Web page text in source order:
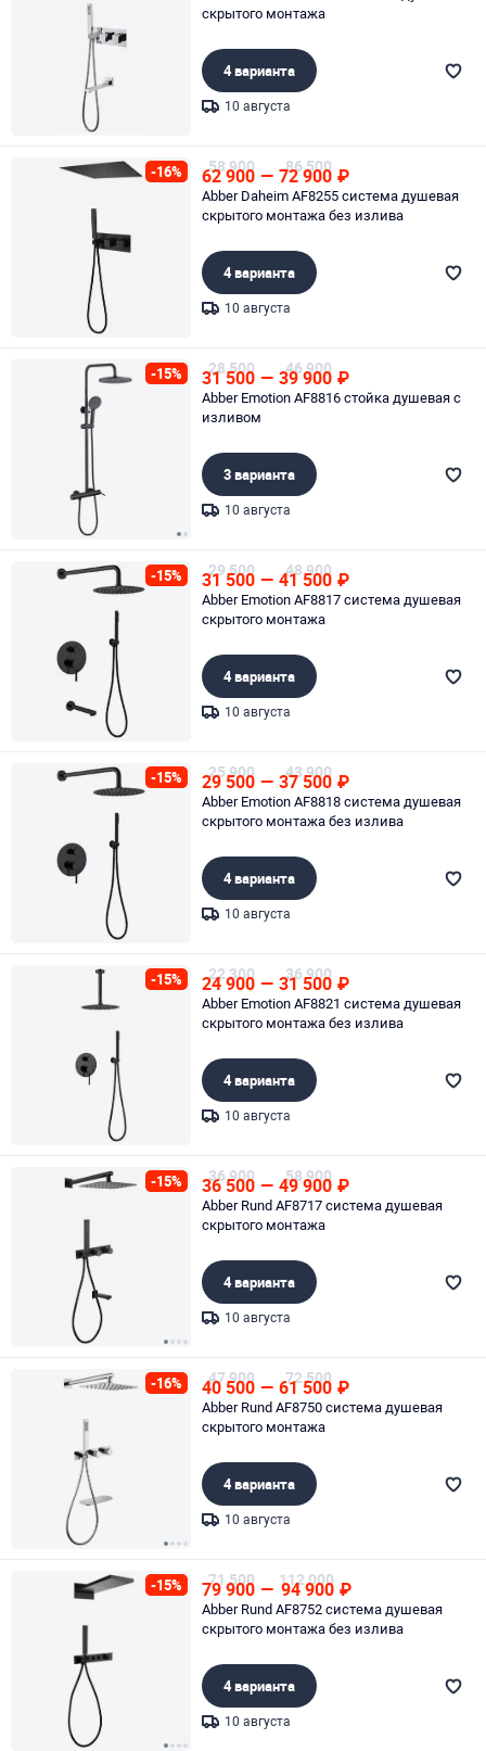
скрытого монтажа
4 варианта
10 августа
-16% 58 900
62 900 — 86 500
72 900 ₽
Abber Daheim AF8255 система душевая
скрытого монтажа без излива
4 варианта
10 августа
-15% 28 500
31 500 — 46 900
39 900 ₽
Abber Emotion AF8816 стойка душевая с
изливом
3 варианта
10 августа
-15% 29 500
31 500 — 48 900
41 500 ₽
Abber Emotion AF8817 система душевая
скрытого монтажа
4 варианта
10 августа
-15% 25 900
29 500 — 43 900
37 500 ₽
Abber Emotion AF8818 система душевая
скрытого монтажа без излива
4 варианта
10 августа
-15% 22 300
24 900 — 36 900
31 500 ₽
Abber Emotion AF8821 система душевая
скрытого монтажа без излива
4 варианта
10 августа
-15% 36 900
36 500 — 58 900
49 900 ₽
Abber Rund AF8717 система душевая
скрытого монтажа
4 варианта
10 августа
-16% 47 900
40 500 — 72 500
61 500 ₽
Abber Rund AF8750 система душевая
скрытого монтажа
4 варианта
10 августа
-15% 71 500
79 900 — 112 000
94 900 ₽
Abber Rund AF8752 система душевая
скрытого монтажа без излива
4 варианта
10 августа